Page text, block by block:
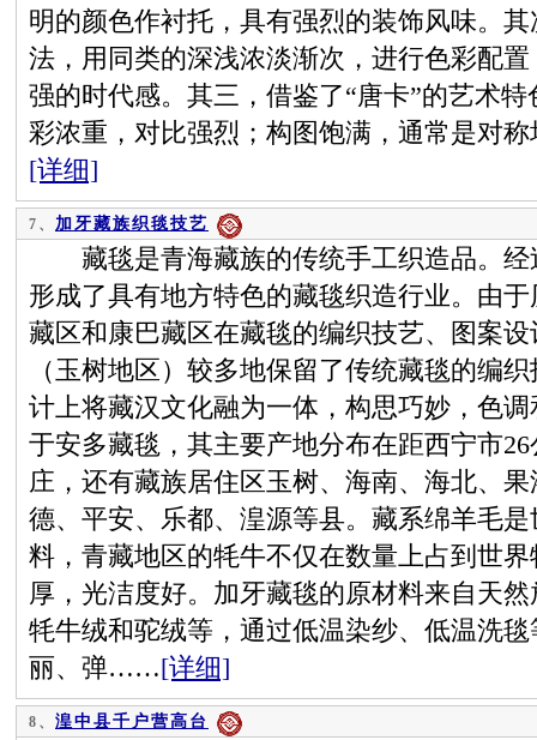
明的颜色作衬托，具有强烈的装饰风味。
法，用同类的深浅浓淡渐次，进行色彩配
强的时代感。其三，借鉴了“唐卡”的艺术
彩浓重，对比强烈；构图饱满，通常是对
[详细]
7、 加牙藏族织毯技艺
藏毯是青海藏族的传统手工织造品。经
形成了具有地方特色的藏毯织造行业。由
藏区和康巴藏区在藏毯的编织技艺、图案
（玉树地区）较多地保留了传统藏毯的编
计上将藏汉文化融为一体，构思巧妙，色
于安多藏毯，其主要产地分布在距西宁市
庄，还有藏族居住区玉树、海南、海北、
德、平安、乐都、湟源等县。藏系绵羊毛
料，青藏地区的牦牛不仅在数量上占到世
厚，光洁度好。加牙藏毯的原材料来自天
牦牛绒和驼绒等，通过低温染纱、低温洗
丽、弹……[详细]
8、 湟中县千户营高台